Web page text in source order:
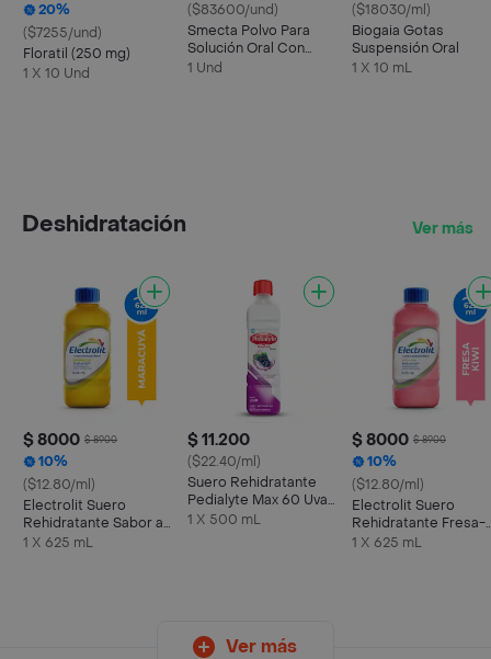
20%
($7255/und)
Floratil (250 mg)
1 X 10 Und
($83600/und)
Smecta Polvo Para
Solución Oral Con
Sabor a Naranja y
1 Und
($18030/ml)
Biogaia Gotas
Suspensión Oral
1 X 10 mL
Deshidratación Ver más
$ 8000 $ 8900
10%
($12.80/ml)
Electrolit Suero
Rehidratante Sabor a
Maracuyá
1 X 625 mL
$ 11.200
($22.40/ml)
Suero Rehidratante
Pedialyte Max 60 Uva
Frasco 500 mL
1 X 500 mL
$ 8000 $ 8900
10%
($12.80/ml)
Electrolit Suero
Rehidratante Fresa-
Kiwi
1 X 625 mL
Ver más